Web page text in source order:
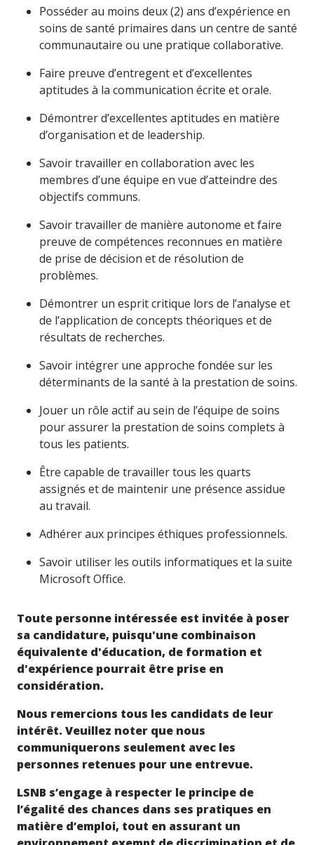
Posséder au moins deux (2) ans d’expérience en
soins de santé primaires dans un centre de santé
communautaire ou une pratique collaborative.
Faire preuve d’entregent et d’excellentes
aptitudes à la communication écrite et orale.
Démontrer d’excellentes aptitudes en matière
d’organisation et de leadership.
Savoir travailler en collaboration avec les
membres d’une équipe en vue d’atteindre des
objectifs communs.
Savoir travailler de manière autonome et faire
preuve de compétences reconnues en matière
de prise de décision et de résolution de
problèmes.
Démontrer un esprit critique lors de l’analyse et
de l’application de concepts théoriques et de
résultats de recherches.
Savoir intégrer une approche fondée sur les
déterminants de la santé à la prestation de soins.
Jouer un rôle actif au sein de l’équipe de soins
pour assurer la prestation de soins complets à
tous les patients.
Être capable de travailler tous les quarts
assignés et de maintenir une présence assidue
au travail.
Adhérer aux principes éthiques professionnels.
Savoir utiliser les outils informatiques et la suite
Microsoft Office.
Toute personne intéressée est invitée à poser
sa candidature, puisqu'une combinaison
équivalente d'éducation, de formation et
d'expérience pourrait être prise en
considération.
Nous remercions tous les candidats de leur
intérêt. Veuillez noter que nous
communiquerons seulement avec les
personnes retenues pour une entrevue.
LSNB s’engage à respecter le principe de
l’égalité des chances dans ses pratiques en
matière d’emploi, tout en assurant un